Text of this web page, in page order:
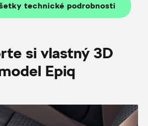
technické podrobnosti
si vlastný 3D
Epiq